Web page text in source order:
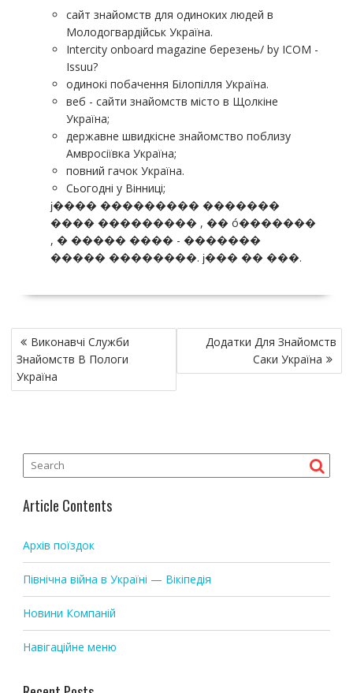
сайт знайомств для одиноких людей в
Молодогвардійськ Україна.
Intercity onboard magazine березень/ by ICOM -
Issuu?
одинокі побачення Білопілля Україна.
веб - сайти знайомств місто в Щолкіне
Україна;
державне швидкісне знайомство поблизу
Амвросіївка Україна;
повний гачок Україна.
Сьогодні у Вінниці;
ϳ���� ��������� �������
���� ��������� , �� ó�������
, � ����� ���� - �������
����� ��������. ϳ��� �� ���.
P
o
s
t
Виконавчі Служби
Знайомств В Пологи
Україна
Додатки Для Знайомств
Саки Україна
Article Contents
Архів поїздок
Північна війна в Україні — Вікіпедія
Новини Компаній
Навігаційне меню